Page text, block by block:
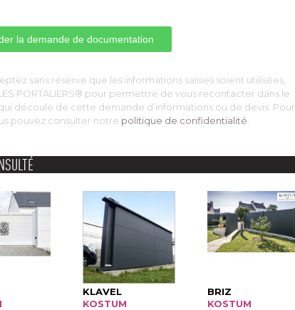
sans réserve que les informations saisies soient utilisées,
PORTALIERS® pour permettre de vous recontacter dans le
découle de cette demande d’informations ou de devis. Pour
pouvez consulter notre politique de confidentialité
KLAVEL
KOSTUM
BRIZ
KOSTUM